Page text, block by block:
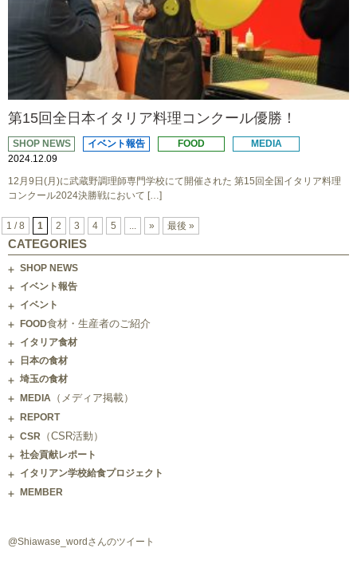
第15回全日本イタリア料理コンクール優勝！
SHOP NEWS イベント報告 FOOD
MEDIA
2024.12.09
12月9日(月)に武蔵野調理師専門学校にて開催された 第15回全国イタリア料理
コンクール2024決勝戦において […]
1 / 8 1 2 3 4 5 ... » 最後 »
CATEGORIES
SHOP NEWS
イベント報告
イベント
FOOD食材・生産者のご紹介
イタリア食材
日本の食材
埼玉の食材
MEDIA （メディア掲載）
REPORT
CSR
（CSR活動）
社会貢献レポート
イタリアン学校給食プロジェクト
MEMBER
@Shiawase_wordさんのツイート